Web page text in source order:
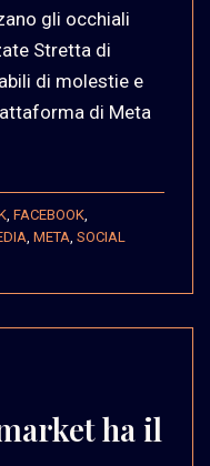
gli occhiali
Stretta di
di molestie e
di Meta
FACEBOOK
META SOCIAL
ha il